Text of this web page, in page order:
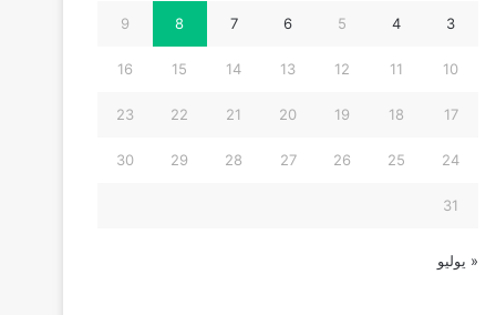
3
4
5
6
7
8
9
10
11
12
13
14
15
16
17
18
19
20
21
22
23
24
25
26
27
28
29
30
31
« يوليو